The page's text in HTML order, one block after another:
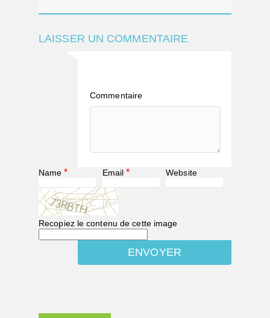
LAISSER UN COMMENTAIRE
Commentaire
Name * Email * Website
Recopiez le contenu de cette image